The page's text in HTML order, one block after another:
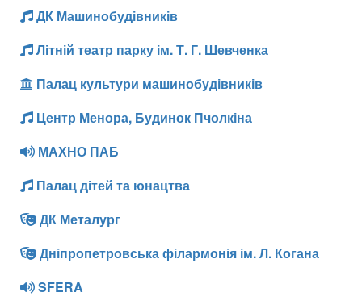
ДК Машинобудівників
Літній театр парку ім. Т. Г. Шевченка
Палац культури машинобудівників
Центр Менора, Будинок Пчолкіна
МАХНО ПАБ
Палац дітей та юнацтва
ДК Металург
Дніпропетровська філармонія ім. Л. Когана
SFERA